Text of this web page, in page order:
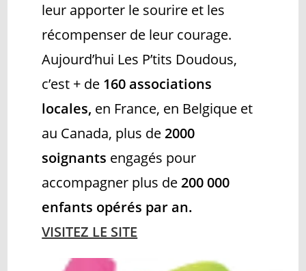
leur apporter le sourire et les
récompenser de leur courage.
Aujourd’hui Les P’tits Doudous,
c’est + de 160 associations
locales, en France, en Belgique et
au Canada, plus de2000
soignants engagés pour
accompagner plus de200 000
enfants opérés par an.
VISITEZ LE SITE